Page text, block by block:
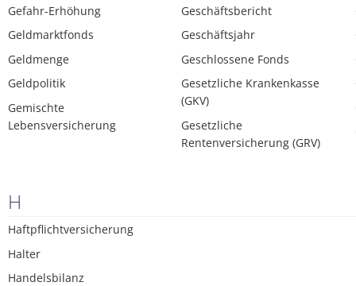
Gefahr-Erhöhung
Geldmarktfonds
Geldmenge
Geldpolitik
Gemischte
Lebensversicherung
Geschäftsbericht
Geschäftsjahr
Geschlossene Fonds
Gesetzliche Krankenkasse
(GKV)
Gesetzliche
Rentenversicherung (GRV)
H
Haftpflichtversicherung
Halter
Handelsbilanz